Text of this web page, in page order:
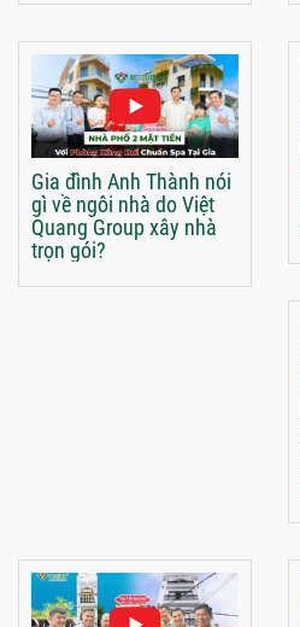
Gia đình Anh Thành nói
gì về ngôi nhà do Việt
Quang Group xây nhà
trọn gói?